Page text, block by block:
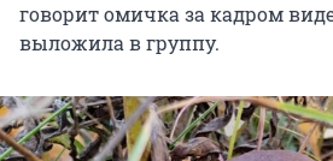
говорит омичка за кадром
выложила в группу.